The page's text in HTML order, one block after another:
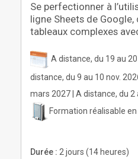
Se perfectionner à
ligne Sheets de
tableaux complexes
A distance, du 19 au
distance, du 9 au 10 nov.
mars 2027 | A distance, du 2
Formation réalisable
Durée : 2 jours (14 heures)